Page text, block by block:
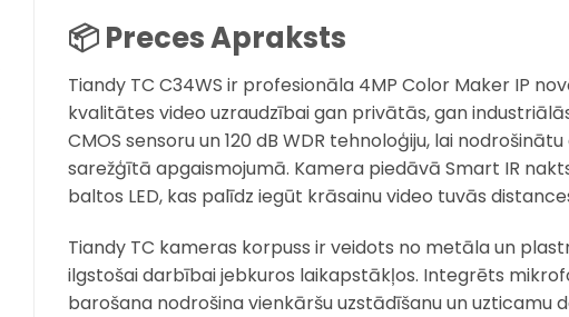
📦 Preces Apraksts
Tiandy TC C34WS ir profesionāla 4MP Color Maker IP
kvalitātes video uzraudzībai gan privātās, gan
CMOS sensoru un 120 dB WDR tehnoloģiju, lai
sarežģītā apgaismojumā. Kamera piedāvā Smart IR
baltos LED, kas palīdz iegūt krāsainu video tuvās
Tiandy TC kameras korpuss ir veidots no metāla un
ilgstošai darbībai jebkuros laikapstākļos. Integrēts
barošana nodrošina vienkāršu uzstādīšanu un uzticamu